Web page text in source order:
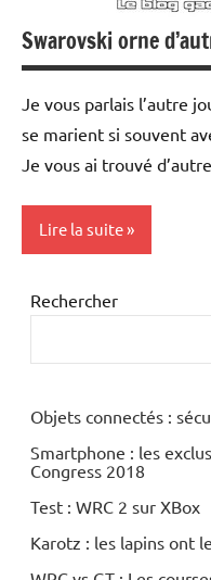
Swarovski orne
Je vous parlais l’autre
se marient si souvent
Je vous ai trouvé
Lire la suite
Ipod
Rechercher
Objets connectés :
Smartphone : les
Congress 2018
Test : WRC 2 sur XBox
Karotz : les lapins ont